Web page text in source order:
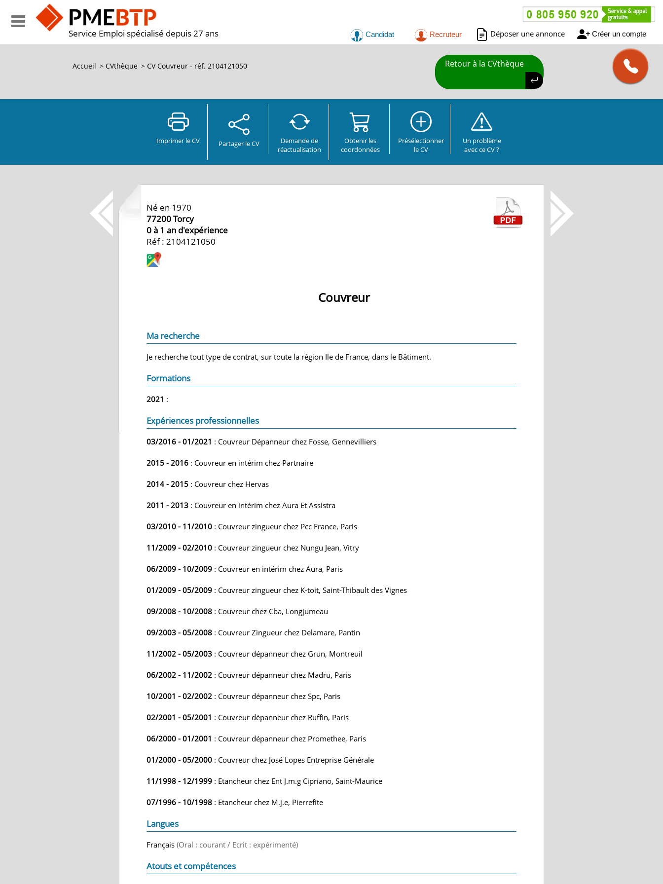
Service Emploi spécialisé depuis 27 ans Candidat Recruteur Déposer une annonce Créer un compte
Accueil > CVthèque > CV Couvreur - réf. 2104121050 Retour à la CVthèque
Imprimer le CV Partager le CV
Demande de
réactualisation
Obtenir les
coordonnées
Présélectionner
le CV
Un problème
avec ce CV ?
Né en 1970
77200Torcy
0 à 1 an d'expérience
Réf : 2104121050
Couvreur
Ma recherche
Je recherche tout type de contrat, sur toute la région Ile de France, dans le Bâtiment.
Formations
2021 :
Expériences professionnelles
03/2016 - 01/2021 : Couvreur Dépanneur chez Fosse, Gennevilliers
2015 - 2016 : Couvreur en intérim chez Partnaire
2014 - 2015 : Couvreur chez Hervas
2011 - 2013 : Couvreur en intérim chez Aura Et Assistra
03/2010 - 11/2010 : Couvreur zingueur chez Pcc France, Paris
11/2009 - 02/2010 : Couvreur zingueur chez Nungu Jean, Vitry
06/2009 - 10/2009 : Couvreur en intérim chez Aura, Paris
01/2009 - 05/2009 : Couvreur zingueur chez K-toit, Saint-Thibault des Vignes
09/2008 - 10/2008 : Couvreur chez Cba, Longjumeau
09/2003 - 05/2008 : Couvreur Zingueur chez Delamare, Pantin
11/2002 - 05/2003 : Couvreur dépanneur chez Grun, Montreuil
06/2002 - 11/2002 : Couvreur dépanneur chez Madru, Paris
10/2001 - 02/2002 : Couvreur dépanneur chez Spc, Paris
02/2001 - 05/2001 : Couvreur dépanneur chez Ruffin, Paris
06/2000 - 01/2001 : Couvreur dépanneur chez Promethee, Paris
01/2000 - 05/2000 : Couvreur chez José Lopes Entreprise Générale
11/1998 - 12/1999 : Etancheur chez Ent J.m.g Cipriano, Saint-Maurice
07/1996 - 10/1998 : Etancheur chez M.j.e, Pierrefite
Langues
Français (Oral : courant / Ecrit : expérimenté)
Atouts et compétences